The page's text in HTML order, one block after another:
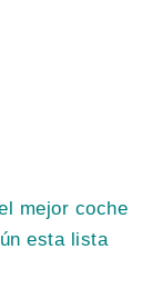
mejor coche
esta lista